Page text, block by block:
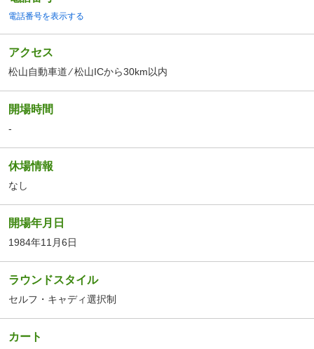
電話番号を表示する
アクセス
松山自動車道 ⁄ 松山ICから30km以内
開場時間
-
休場情報
なし
開場年月日
1984年11月6日
ラウンドスタイル
セルフ・キャディ選択制
カート